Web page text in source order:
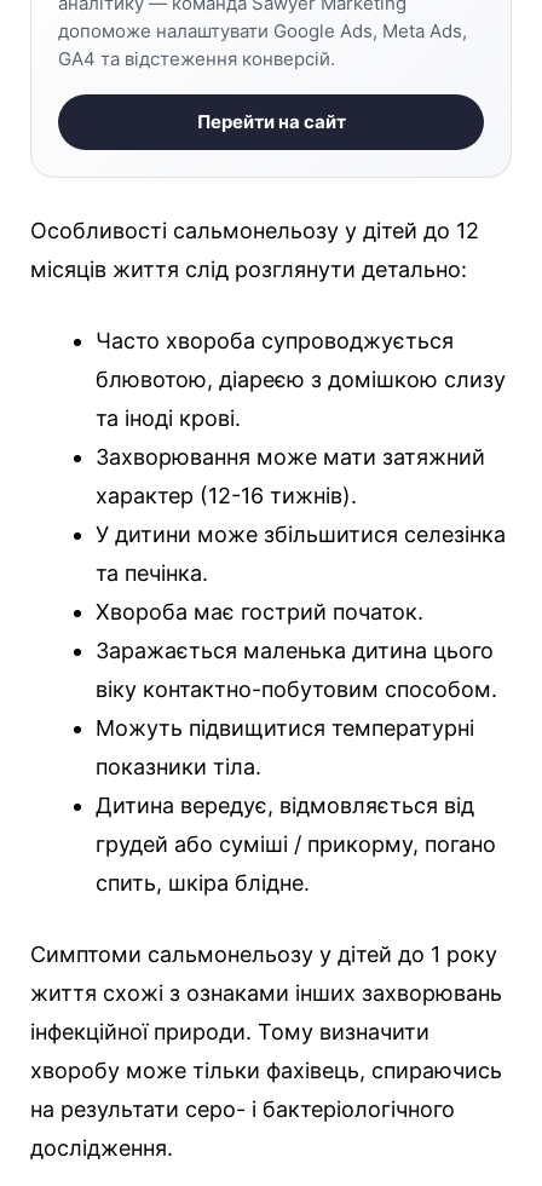
допоможе налаштувати Google Ads, Meta Ads,
GA4 та відстеження конверсій.
Перейти на сайт
Особливості сальмонельозу у дітей до 12
місяців життя слід розглянути детально:
Часто хвороба супроводжується
блювотою, діареєю з домішкою слизу
та іноді крові.
Захворювання може мати затяжний
характер (12-16 тижнів).
У дитини може збільшитися селезінка
та печінка.
Хвороба має гострий початок.
Заражається маленька дитина цього
віку контактно-побутовим способом.
Можуть підвищитися температурні
показники тіла.
Дитина вередує, відмовляється від
грудей або суміші / прикорму, погано
спить, шкіра блідне.
Симптоми сальмонельозу у дітей до 1 року
життя схожі з ознаками інших захворювань
інфекційної природи. Тому визначити
хворобу може тільки фахівець, спираючись
на результати серо- і бактеріологічного
дослідження.